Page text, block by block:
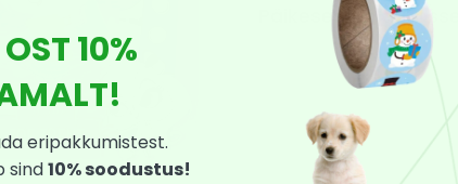
Päikesesirm
7,90€
4,74€
10%
eripakkumistest.
sind10% soodustus!